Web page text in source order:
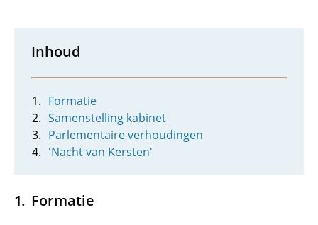
Inhoud
Formatie
Samenstelling kabinet
Parlementaire verhoudingen
'Nacht van Kersten'
Formatie